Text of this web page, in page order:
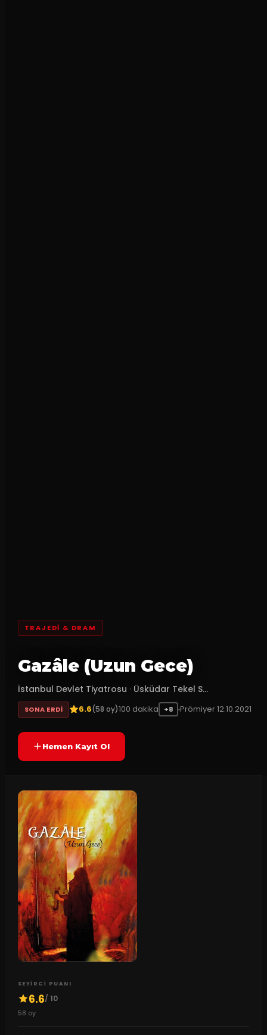
TRAJEDI & DRAM
Gazâle (Uzun Gece)
İstanbul Devlet Tiyatrosu · Üsküdar Tekel S...
SONA ERDI 6.6(58 oy)100 dakika +8 Prömiyer12.10.2021
Hemen Kayıt Ol
SEYIRCI PUANI
6.6/ 10
58 oy